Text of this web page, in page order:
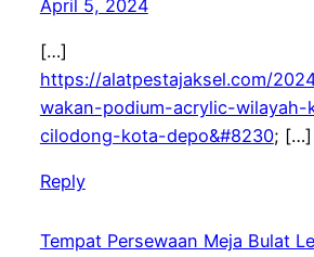
April 5, 2024
[…]
https://alatpestajaksel.com/
wakan-podium-acrylic-wilayah-
cilodong-kota-depo&#8230; […]
Reply
Tempat Persewaan Meja Bulat